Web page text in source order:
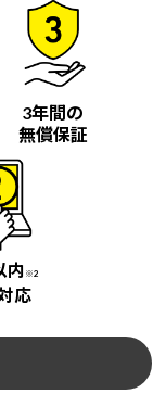
3年間の
無償保証
内 ※2
応